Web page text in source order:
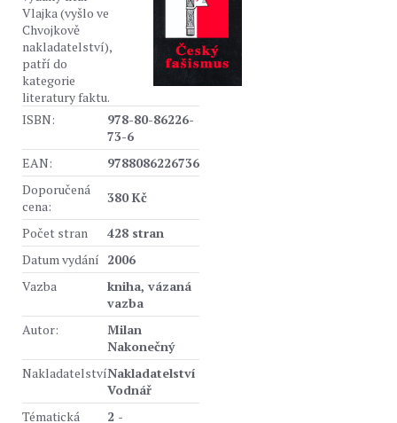
Vlajka (vyšlo ve
Chvojkově
nakladatelství),
patří do
kategorie
literatury faktu.
ISBN:
978-80-86226-
73-6
EAN:
9788086226736
Doporučená
cena:
380 Kč
Počet stran
428 stran
Datum vydání 2006
Vazba
kniha, vázaná
vazba
Autor:
Milan
Nakonečný
NakladatelstvíNakladatelství
Vodnář
Tématická
2 -